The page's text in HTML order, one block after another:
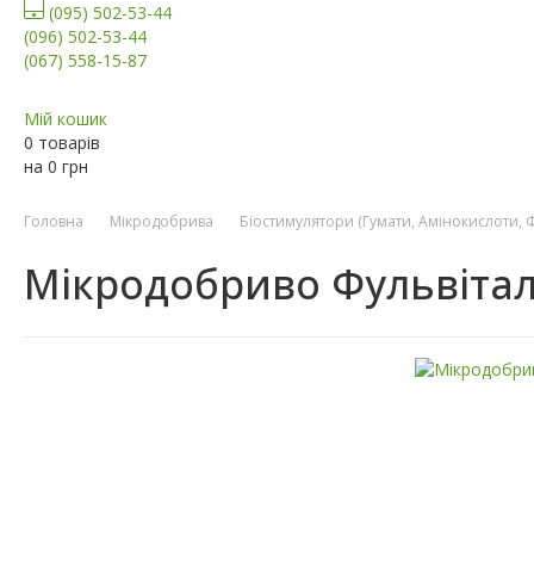
(095) 502-53-44
(096) 502-53-44
(067) 558-15-87
Мій кошик
0 товарів
на 0 грн
Головна Мікродобрива Біостимулятори (Гумати, Амінокислоти,
Мікродобриво